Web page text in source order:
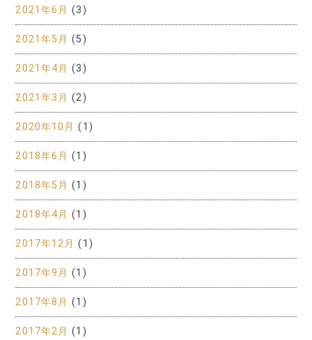
2021年6月 (3)
2021年5月 (5)
2021年4月 (3)
2021年3月 (2)
2020年10月 (1)
2018年6月 (1)
2018年5月 (1)
2018年4月 (1)
2017年12月 (1)
2017年9月 (1)
2017年8月 (1)
2017年2月 (1)